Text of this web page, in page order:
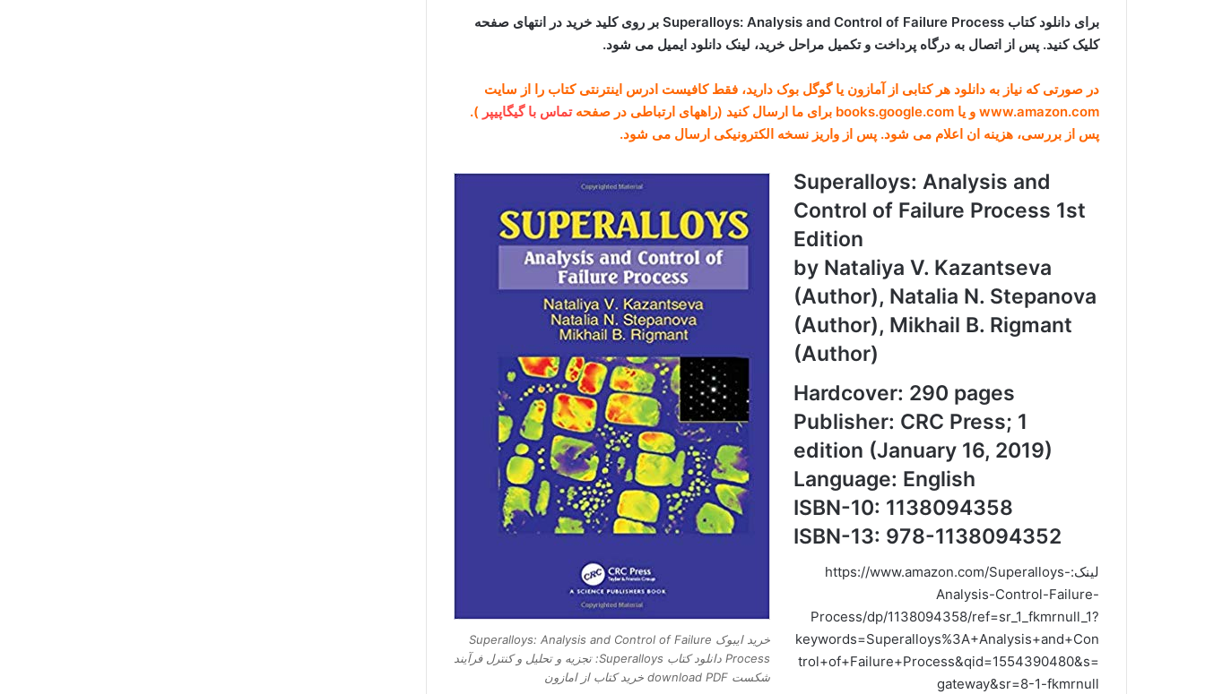
برای دانلود کتاب Superalloys: Analysis and Control of Failure Process بر روی کلید خرید در انتهای صفحه
کلیک کنید. پس از اتصال به درگاه پرداخت و تکمیل مراحل خرید، لینک دانلود ایمیل می شود.
در صورتی که نیاز به دانلود هر کتابی از آمازون یا گوگل بوک دارید، فقط کافیست ادرس اینترنتی کتاب را از سایت
www.amazon.com و یا books.google.com برای ما ارسال کنید (راههای ارتباطی در صفحه
تماس با گیگاپیپر ).
پس از بررسی، هزینه ان اعلام می شود. پس از واریز نسخه الکترونیکی ارسال می شود.
خرید ایبوک Superalloys: Analysis and Control of Failure
Process دانلود کتاب Superalloys: تجزیه و تحلیل و کنترل فرآیند
شکست download PDF خرید کتاب از امازون
Superalloys: Analysis and
Control of Failure Process 1st
Edition
by Nataliya V. Kazantseva
(Author), Natalia N. Stepanova
(Author), Mikhail B. Rigmant
(Author)
Hardcover: 290 pages
Publisher: CRC Press; 1
edition (January 16, 2019)
Language: English
ISBN-10: 1138094358
ISBN-13: 978-1138094352
لینک:https://www.amazon.com/Superalloys-
Analysis-Control-Failure-
Process/dp/1138094358/ref=sr_1_fkmrnull_1?
keywords=Superalloys%3A+Analysis+and+Con
trol+of+Failure+Process&qid=1554390480&s=
gateway&sr=8-1-fkmrnull